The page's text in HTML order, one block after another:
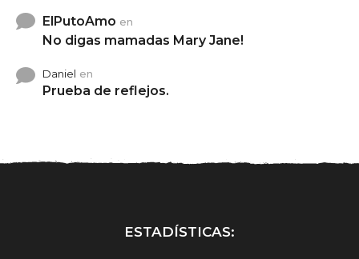
ElPutoAmo en
No digas mamadas Mary Jane!
Daniel en
Prueba de reflejos.
ESTADÍSTICAS: